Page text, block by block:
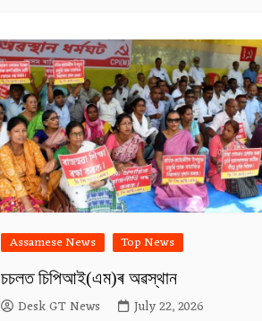
Assamese News Top News
চচলত চিপিআই(এম)ৰ অৱস্থান
Desk GT News July 22, 2026